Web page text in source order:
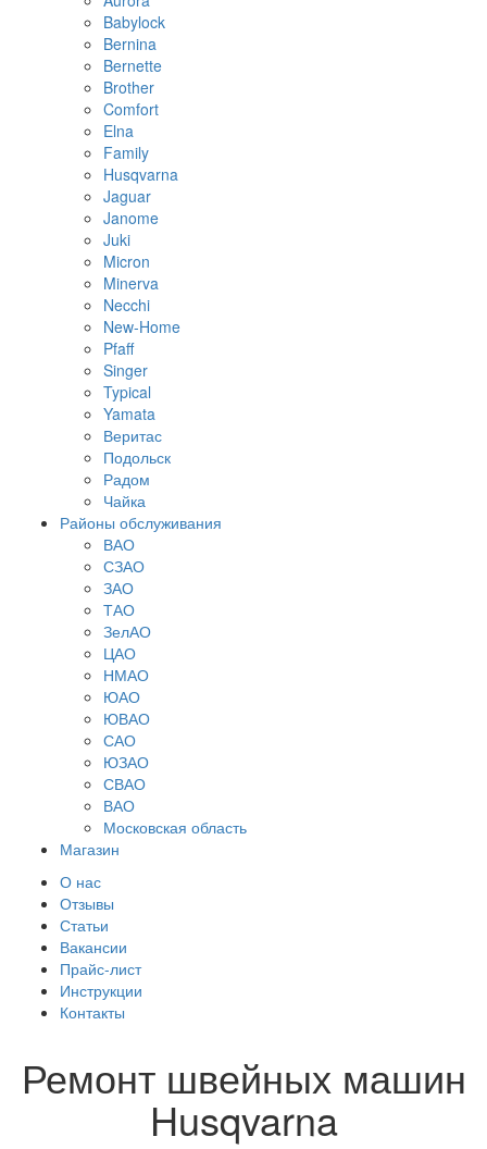
Babylock
Bernina
Bernette
Brother
Comfort
Elna
Family
Husqvarna
Jaguar
Janome
Juki
Micron
Minerva
Necchi
New-Home
Pfaff
Singer
Typical
Yamata
Веритас
Подольск
Радом
Чайка
Районы обслуживания
ВАО
СЗАО
ЗАО
ТАО
ЗелАО
ЦАО
НМАО
ЮАО
ЮВАО
САО
ЮЗАО
СВАО
ВАО
Московская область
Магазин
О нас
Отзывы
Статьи
Вакансии
Прайс-лист
Инструкции
Контакты
Ремонт швейных машин
Husqvarna